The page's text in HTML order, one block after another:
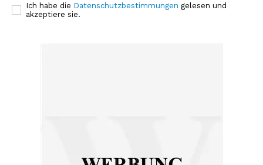
Ich habe die Datenschutzbestimmungen gelesen und
akzeptiere sie.